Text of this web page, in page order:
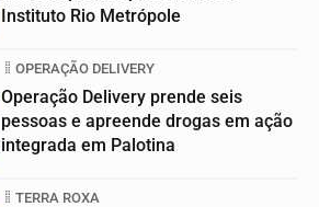
Instituto Rio Metrópole
OPERAÇÃO DELIVERY
Operação Delivery prende seis
pessoas e apreende drogas em ação
integrada em Palotina
TERRA ROXA